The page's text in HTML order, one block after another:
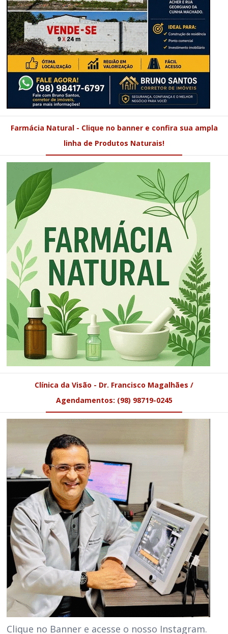
Farmácia Natural - Clique no banner e confira sua ampla
linha de Produtos Naturais!
Clínica da Visão - Dr. Francisco Magalhães /
Agendamentos: (98) 98719-0245
Clique no Banner e acesse o nosso Instagram.